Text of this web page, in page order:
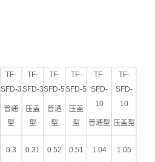
TF-
SFD-3
普通
型
TF-
SFD-3
压盖
型
TF-
SFD-5
普通
型
TF-
SFD-5
压盖
型
TF-
SFD-
10
普通型
TF-
SFD-
10
压盖型
0.3 0.31 0.52 0.51 1.04 1.05